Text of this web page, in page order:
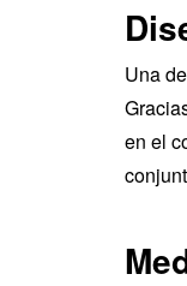
Una
en el